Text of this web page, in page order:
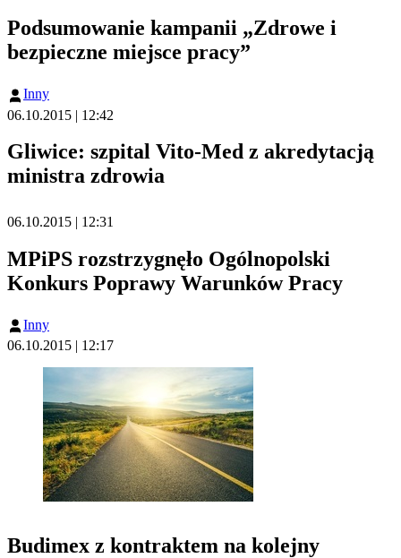
Podsumowanie kampanii „Zdrowe i
bezpieczne miejsce pracy”
Inny
06.10.2015 | 12:42
Gliwice: szpital Vito-Med z akredytacją
ministra zdrowia
06.10.2015 | 12:31
MPiPS rozstrzygnęło Ogólnopolski
Konkurs Poprawy Warunków Pracy
Inny
06.10.2015 | 12:17
Budimex z kontraktem na kolejny